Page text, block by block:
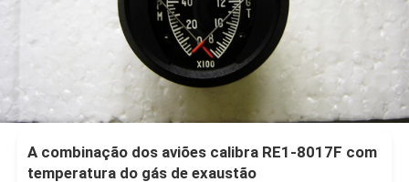
A combinação dos aviões calibra RE1-8017F com
temperatura do gás de exaustão